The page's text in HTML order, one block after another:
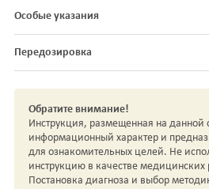
Особые указания
Передозировка
Обратите внимание!
Инструкция, размещенная на данной
информационный характер и
для ознакомительных целей. Не
инструкцию в качестве
Постановка диагноза и выбор